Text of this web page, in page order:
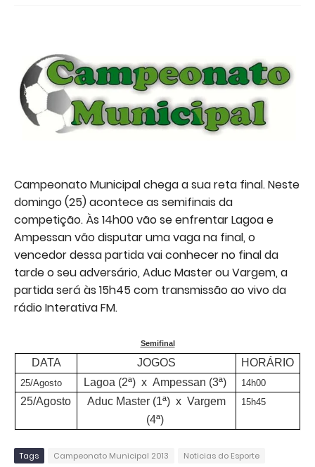
Campeonato Municipal chega a sua reta final. Neste
domingo (25) acontece as semifinais da
competição. Às 14h00 vão se enfrentar Lagoa e
Ampessan vão disputar uma vaga na final, o
vencedor dessa partida vai conhecer no final da
tarde o seu adversário, Aduc Master ou Vargem, a
partida será às 15h45 com transmissão ao vivo da
rádio Interativa FM.
Semifinal
DATA JOGOS HORÁRIO
25/Agosto Lagoa (2ª) x Ampessan (3ª) 14h00
25/Agosto
Aduc Master (1ª) x Vargem
(4ª)
15h45
Tags Campeonato Municipal 2013 Noticias do Esporte